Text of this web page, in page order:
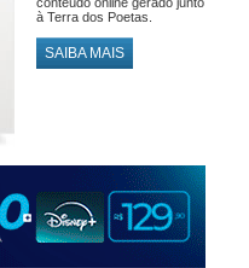
à Terra dos Poetas.
SAIBA MAIS